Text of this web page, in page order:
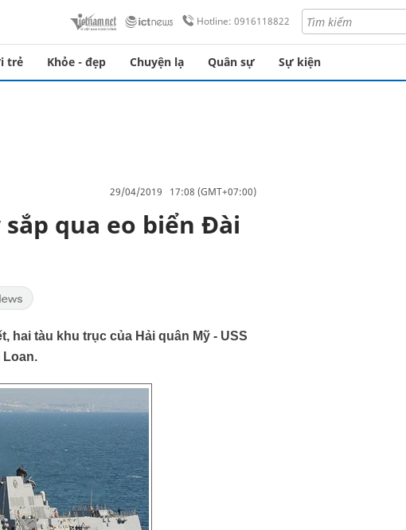
Hotline: 0916118822
trẻ Khỏe - đẹp Chuyện lạ Quân sự Sự kiện
29/04/2019 17:08 (GMT+07:00)
qua eo biển Đài
hai tàu khu trục của Hải quân Mỹ - USS
Loan.